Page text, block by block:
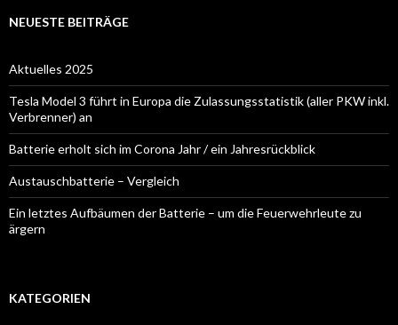
NEUESTE BEITRÄGE
Aktuelles 2025
Tesla Model 3 führt in Europa die Zulassungsstatistik (aller PKW inkl.
Verbrenner) an
Batterie erholt sich im Corona Jahr / ein Jahresrückblick
Austauschbatterie – Vergleich
Ein letztes Aufbäumen der Batterie – um die Feuerwehrleute zu
ärgern
KATEGORIEN